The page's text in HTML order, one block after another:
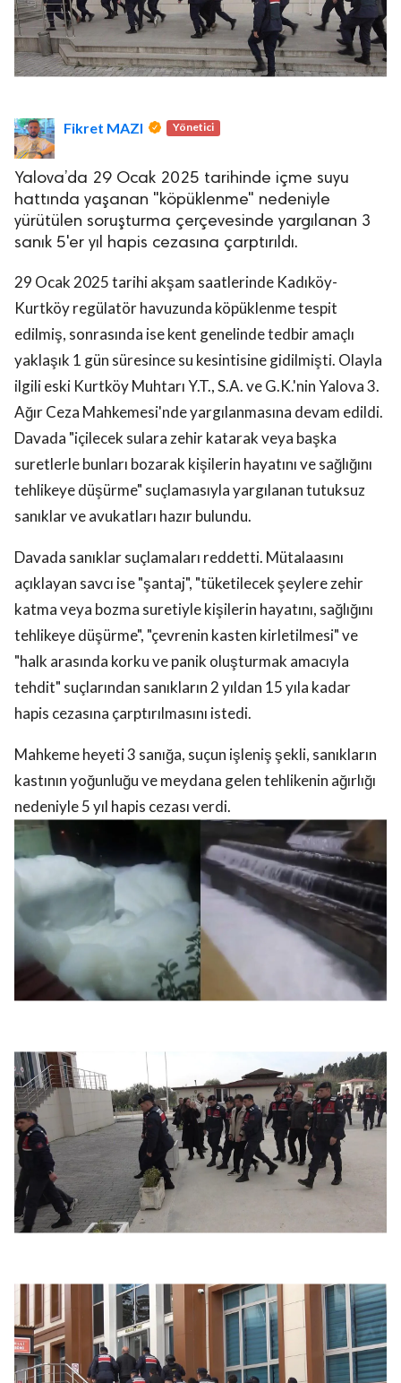
Fikret MAZI Yönetici
Yalova’da 29 Ocak 2025 tarihinde içme suyu
hattında yaşanan "köpüklenme" nedeniyle
yürütülen soruşturma çerçevesinde yargılanan 3
sanık 5'er yıl hapis cezasına çarptırıldı.
29 Ocak 2025 tarihi akşam saatlerinde Kadıköy-
Kurtköy regülatör havuzunda köpüklenme tespit
edilmiş, sonrasında ise kent genelinde tedbir amaçlı
yaklaşık 1 gün süresince su kesintisine gidilmişti. Olayla
ilgili eski Kurtköy Muhtarı Y.T., S.A. ve G.K.'nin Yalova 3.
Ağır Ceza Mahkemesi'nde yargılanmasına devam edildi.
Davada "içilecek sulara zehir katarak veya başka
suretlerle bunları bozarak kişilerin hayatını ve sağlığını
tehlikeye düşürme" suçlamasıyla yargılanan tutuksuz
sanıklar ve avukatları hazır bulundu.
Davada sanıklar suçlamaları reddetti. Mütalaasını
açıklayan savcı ise "şantaj", "tüketilecek şeylere zehir
katma veya bozma suretiyle kişilerin hayatını, sağlığını
tehlikeye düşürme", "çevrenin kasten kirletilmesi" ve
"halk arasında korku ve panik oluşturmak amacıyla
tehdit" suçlarından sanıkların 2 yıldan 15 yıla kadar
hapis cezasına çarptırılmasını istedi.
Mahkeme heyeti 3 sanığa, suçun işleniş şekli, sanıkların
kastının yoğunluğu ve meydana gelen tehlikenin ağırlığı
nedeniyle 5 yıl hapis cezası verdi.